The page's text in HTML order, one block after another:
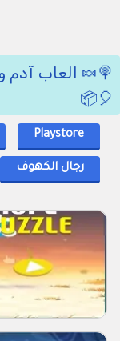
🍭🍬 العاب آدم
🎈📦
Playstore
رجال الكهوف